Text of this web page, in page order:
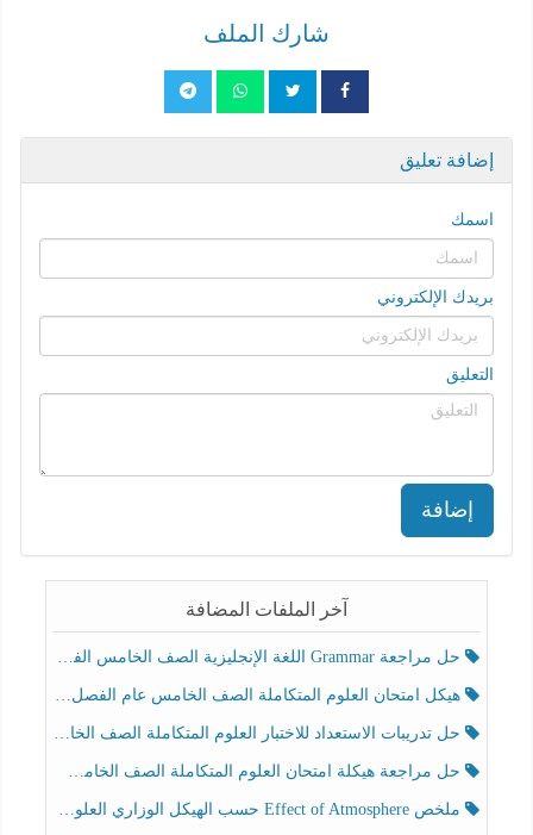
شارك الملف
إضافة تعليق
اسمك
بريدك الإلكتروني
التعليق
إضافة
آخر الملفات المضافة
حل مراجعة Grammar اللغة الإنجليزية الصف الخامس الفصل الثالث
هيكل امتحان العلوم المتكاملة الصف الخامس عام الفصل الدراسي الثالث 2025-2026
حل تدريبات الاستعداد للاختبار العلوم المتكاملة الصف الخامس عام الفصل الثالث
حل مراجعة هيكلة امتحان العلوم المتكاملة الصف الخامس انسبير الفصل الثالث
ملخص Effect of Atmosphere حسب الهيكل الوزاري العلوم المتكاملة الصف الخامس انسبير الفصل الثالث